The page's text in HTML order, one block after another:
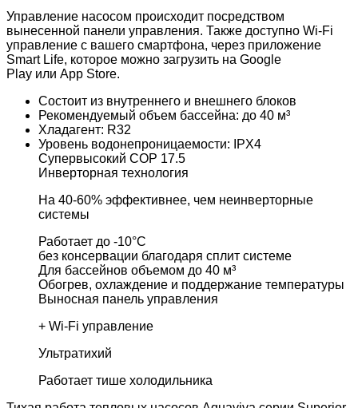
Управление насосом происходит посредством
вынесенной панели управления. Также доступно Wi-Fi
управление с вашего смартфона, через приложение
Smart Life, которое можно загрузить на Google
Play или App Store.
Состоит из внутреннего и внешнего блоков
Рекомендуемый объем бассейна: до 40 м³
Хладагент: R32
Уровень водонепроницаемости: IPX4
Супервысокий COP 17.5
Инверторная технология
На 40-60% эффективнее, чем неинверторные
системы
Работает до -10°C
без консервации благодаря сплит системе
Для бассейнов объемом до 40 м³
Обогрев, охлаждение и поддержание температуры
Выносная панель управления
+ Wi-Fi управление
Ультратихий
Работает тише холодильника